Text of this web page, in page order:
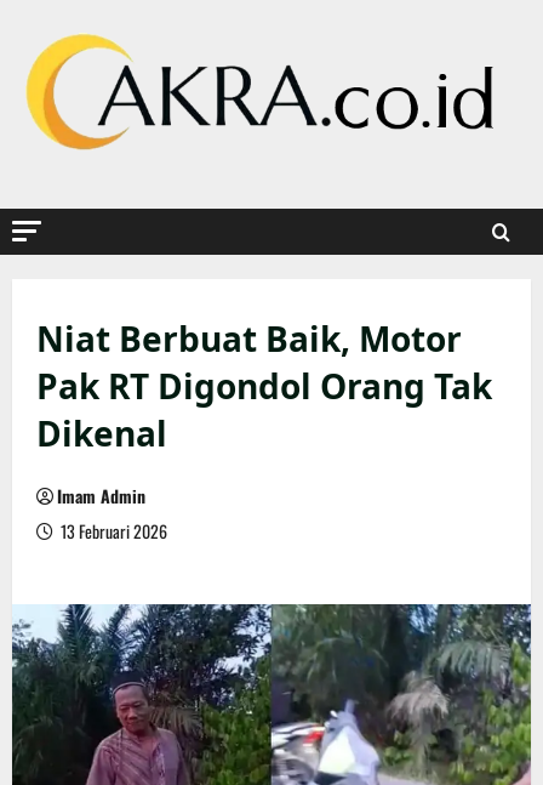
content
Niat Berbuat Baik, Motor
Pak RT Digondol Orang Tak
Dikenal
Imam Admin
13 Februari 2026